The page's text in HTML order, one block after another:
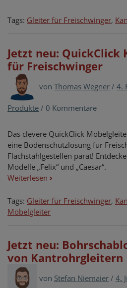
Tags: Gleiter für Freischwinger,
Jetzt neu:
für Freischwinger
von Thomas Wegner / 4.
Produkte / 0 Kommentare
Das clevere QuickClick
eine Bodenschutzlösung für
Flachstahlgestellen parat!
Modelle „Felix“ und „Caesar“.
Weiterlesen ›
Tags: Gleiter für Freischwinger,
Möbelgleiter
Jetzt neu:
von Kantrohrgleitern
von Stefan Niemaier / 4.